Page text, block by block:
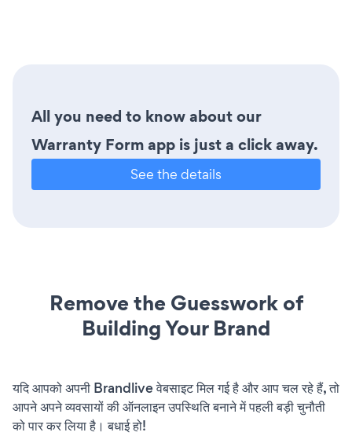
All you need to know about our
Warranty Form app is just a click away.
See the details
Remove the Guesswork of
Building Your Brand
यदि आपको अपनी Brandlive वेबसाइट मिल गई है और आप चल रहे हैं, तो
आपने अपने व्यवसायों की ऑनलाइन उपस्थिति बनाने में पहली बड़ी चुनौती
को पार कर लिया है। बधाई हो!